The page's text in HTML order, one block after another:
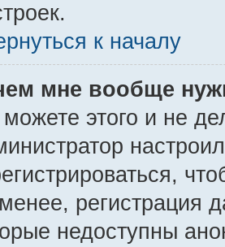
к началу
мне вообще
этого и не
регистрация
недоступны